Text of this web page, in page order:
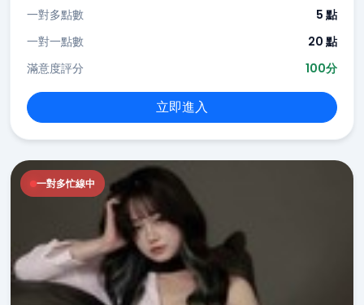
一對多點數
5 點
一對一點數
20 點
滿意度評分
100分
立即進入
一對多忙線中